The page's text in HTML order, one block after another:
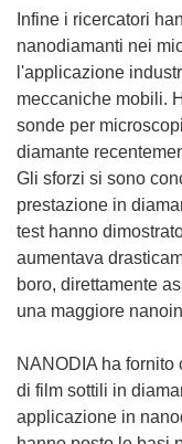
Infine i ricercatori
nanodiamanti nei
l'applicazione
meccaniche mobili.
sonde per
diamante
Gli sforzi si sono
prestazione in
test hanno
aumentava
boro, direttamente
una maggiore
NANODIA ha
di film sottili in
applicazione in